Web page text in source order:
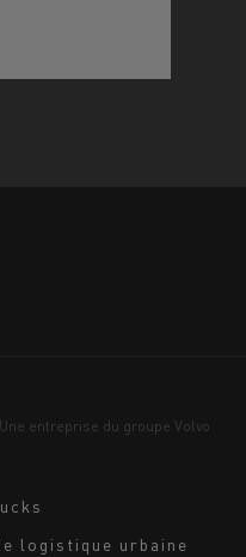
Europe
logistique urbaine
Une entreprise du groupe Volvo